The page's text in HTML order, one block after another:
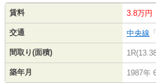
賃料 3.8万円
交通 中央線 「
間取り(面積)
築年月 1987年